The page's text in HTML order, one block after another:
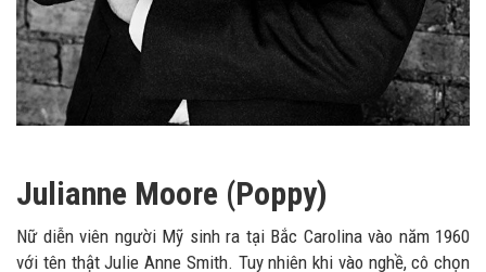
Julianne Moore (Poppy)
Nữ diễn viên người Mỹ sinh ra tại Bắc Carolina vào năm 1960
với tên thật Julie Anne Smith. Tuy nhiên khi vào nghề, cô chọn